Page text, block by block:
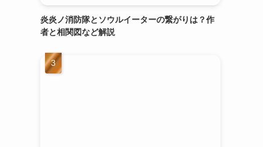
炎炎ノ消防隊とソウルイーターの繋がりは？作
者と相関図など解説